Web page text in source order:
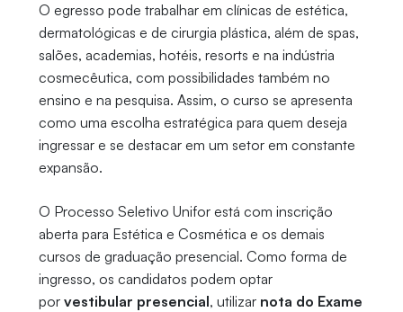
O egresso pode trabalhar em clínicas de estética,
dermatológicas e de cirurgia plástica, além de spas,
salões, academias, hotéis, resorts e na indústria
cosmecêutica, com possibilidades também no
ensino e na pesquisa. Assim, o curso se apresenta
como uma escolha estratégica para quem deseja
ingressar e se destacar em um setor em constante
expansão.
O Processo Seletivo Unifor está com inscrição
aberta para Estética e Cosmética e os demais
cursos de graduação presencial. Como forma de
ingresso, os candidatos podem optar
por vestibular presencial, utilizar nota do Exame